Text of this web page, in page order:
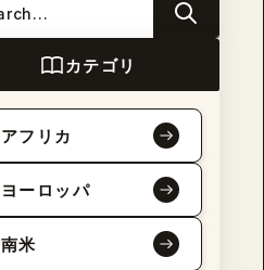
カテゴリ
アフリカ
ヨーロッパ
南米